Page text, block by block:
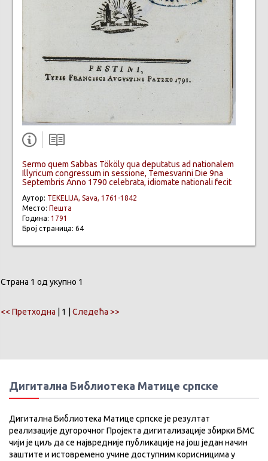
Sermo quem Sabbas Tököly qua deputatus ad nationalem
Illyricum congressum in sessione, Temesvarini Die 9na
Septembris Anno 1790 celebrata, idiomate nationali fecit
Аутор: TEKELIJA, Sava, 1761-1842
Место: Пешта
Година: 1791
Број страница: 64
Страна 1 од укупно 1
<< Претходна | 1 | Следећа >>
Дигитална Библиотека Матице српске
Дигитална Библиотека Матице српске је резултат
реализације дугорочног Пројекта дигитализације збирки БМС
чији је циљ да се највредније публикације на још један начин
заштите и истовремено учине доступним корисницима у